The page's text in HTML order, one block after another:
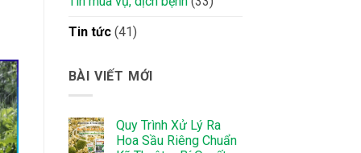
Tin tức(41)
BÀI VIẾT MỚI
Quy Trình Xử Lý Ra
Hoa Sầu Riêng Chuẩn